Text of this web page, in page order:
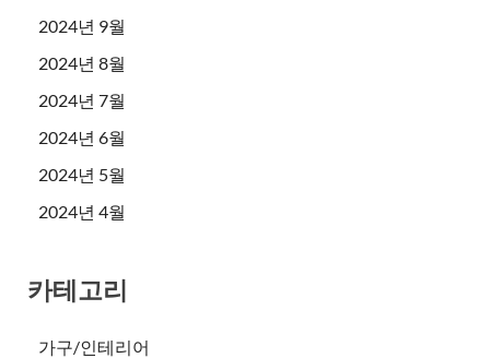
2024년 9월
2024년 8월
2024년 7월
2024년 6월
2024년 5월
2024년 4월
카테고리
가구/인테리어